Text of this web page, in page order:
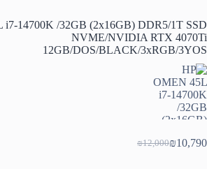
i7-14700K /32GB (2x16GB) DDR5/1T SSD
NVME/NVIDIA RTX 4070Ti
12GB/DOS/BLACK/3xRGB/3YOS
₪12,000
המחיר₪10,790 המחיר